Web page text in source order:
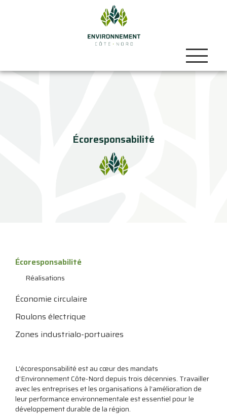
Écoresponsabilité
Écoresponsabilité
Réalisations
Économie circulaire
Roulons électrique
Zones industrialo-portuaires
L’écoresponsabilité est au cœur des mandats
d’Environnement Côte-Nord depuis trois décennies. Travailler
avec les entreprises et les organisations à l’amélioration de
leur performance environnementale est essentiel pour le
développement durable de la région.